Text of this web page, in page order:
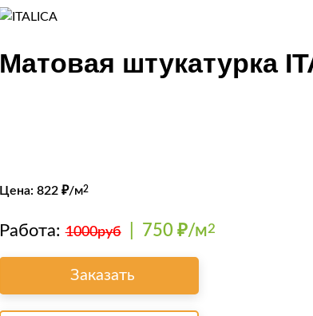
Матовая штукатурка
Цена: 822 ₽/м2
Работа:1000руб| 750 ₽/м2
Заказать